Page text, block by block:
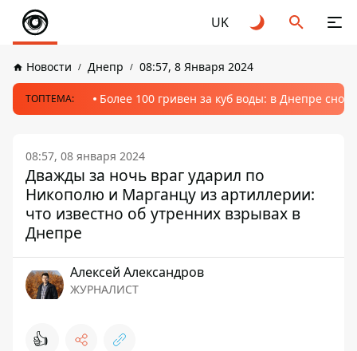
UK
Новости Днепр 08:57, 8 Января 2024
ТОПТЕМА: Более 100 гривен за куб воды: в Днепре
08:57, 08 января 2024
Дважды за ночь враг ударил по
Никополю и Марганцу из артиллерии:
что известно об утренних взрывах в
Днепре
Алексей Александров
ЖУРНАЛИСТ
👍